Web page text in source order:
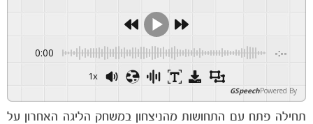
0:00 -:--
1x
Powered By
GSpeech
תחילה פתח עם התחושות מהניצחון במשחק הליגה האחרון על